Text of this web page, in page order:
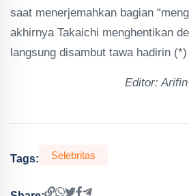
saat menerjemahkan bagian
akhirnya Takaichi menghentikan
langsung disambut tawa hadirin (*)
Editor:
Tags: Selebritas